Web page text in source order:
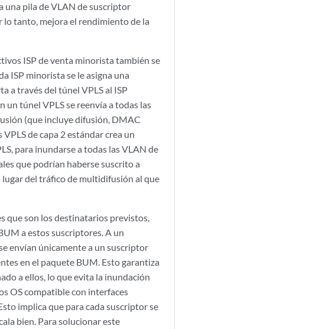
una pila de VLAN de suscriptor
lo tanto, mejora el rendimiento de la
ISP de venta minorista también se
ISP minorista se le asigna una
a través del túnel VPLS al ISP
túnel VPLS se reenvía a todas las
(que incluye difusión, DMAC
de capa 2 estándar crea un
para inundarse a todas las VLAN de
que podrían haberse suscrito a
del tráfico de multidifusión al que
que son los destinatarios previstos,
a estos suscriptores. A un
envían únicamente a un suscriptor
en el paquete BUM. Esto garantiza
a ellos, lo que evita la inundación
OS compatible con interfaces
implica que para cada suscriptor se
bien. Para solucionar este